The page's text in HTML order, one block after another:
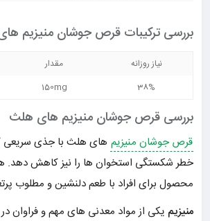
بررسی ترکیبات قرص جوشان منیزیم
نیاز روزانه مقدار
38%
150mg
بررسی قرص جوشان منیزیم های هلث
قرص جوشان منیزیم های هلث با جذی سریعی
خطر شکستگی استخوان ها را نیز کاهش دهد.
محصول برای افراد با طعم دلنشین و مطلوب
منیزیم یکی از مواد معدنی های مهم و فراوان